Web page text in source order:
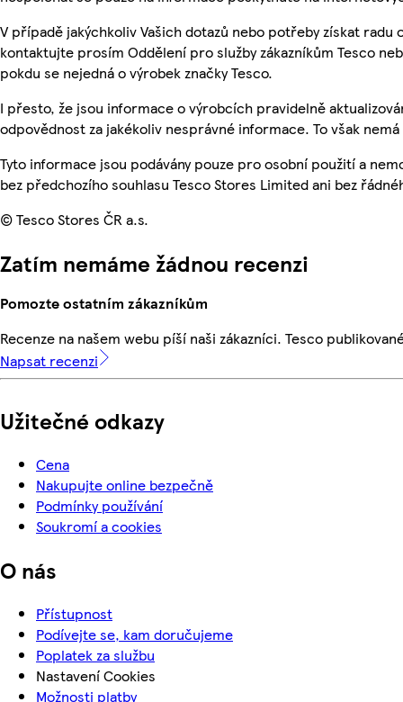
V případě jakýchkoliv Vašich dotazů nebo potřeby získat radu
kontaktujte prosím Oddělení pro služby zákazníkům Tesco
pokdu se nejedná o výrobek značky Tesco.
I přesto, že jsou informace o výrobcích pravidelně
odpovědnost za jakékoliv nesprávné informace. To však
Tyto informace jsou podávány pouze pro osobní použití a
bez předchozího souhlasu Tesco Stores Limited ani bez
© Tesco Stores ČR a.s.
Zatím nemáme žádnou recenzi
Pomozte ostatním zákazníkům
Recenze na našem webu píší naši zákazníci. Tesco
Napsat recenzi
Užitečné odkazy
Cena
Nakupujte online bezpečně
Podmínky používání
Soukromí a cookies
O nás
Přístupnost
Podívejte se, kam doručujeme
Poplatek za službu
Nastavení Cookies
Možnosti platby